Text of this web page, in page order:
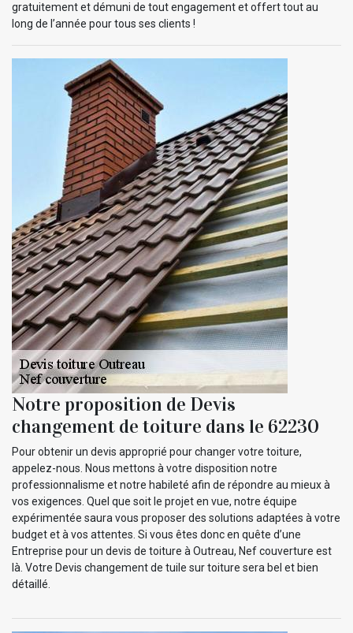
gratuitement et démuni de tout engagement et offert tout au
long de l’année pour tous ses clients !
Notre proposition de Devis
changement de toiture dans le 62230
Pour obtenir un devis approprié pour changer votre toiture,
appelez-nous. Nous mettons à votre disposition notre
professionnalisme et notre habileté afin de répondre au mieux à
vos exigences. Quel que soit le projet en vue, notre équipe
expérimentée saura vous proposer des solutions adaptées à votre
budget et à vos attentes. Si vous êtes donc en quête d’une
Entreprise pour un devis de toiture à Outreau, Nef couverture est
là. Votre Devis changement de tuile sur toiture sera bel et bien
détaillé.